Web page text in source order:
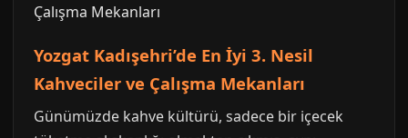
Yozgat Kadışehri’de En İyi 3. Nesil
Kahveciler ve Çalışma Mekanları
Günümüzde kahve kültürü, sadece bir içecek